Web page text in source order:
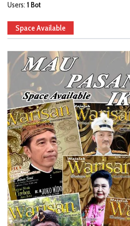
Users: 1 Bot
Space Available